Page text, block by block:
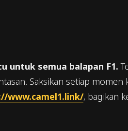
untuk semua balapan F1.
Saksikan setiap momen
www.camel1.link/, bagikan